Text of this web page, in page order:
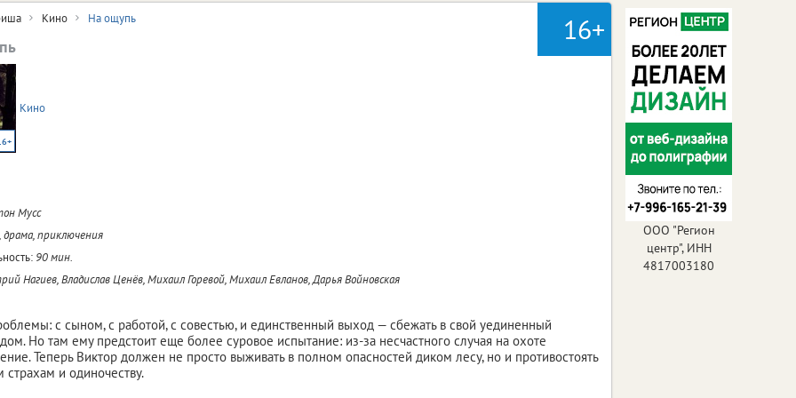
16+
Кино На ощупь
Кино
Мусс
драма, приключения
90 мин.
Нагиев, Владислав Ценёв, Михаил Горевой, Михаил Евланов, Дарья Войновская
с сыном, с работой, с совестью, и единственный выход — сбежать в свой уединенный
Но там ему предстоит еще более суровое испытание: из-за несчастного случая на охоте
Теперь Виктор должен не просто выживать в полном опасностей диком лесу, но и противостоять
страхам и одиночеству.
ООО "Регион
центр", ИНН
4817003180